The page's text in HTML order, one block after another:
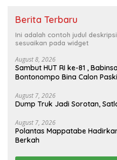
Berita Terbaru
Ini adalah contoh judul
sesuaikan pada widget
August 8, 2026
Sambut HUT RI ke-81 ,
August 7, 2026
Dump Truk Jadi Sorotan,
August 7, 2026
Polantas Mappatabe
Berkah